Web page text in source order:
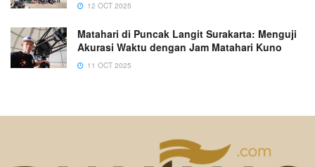
12 OCT 2025
Matahari di Puncak Langit Surakarta: Menguji
Akurasi Waktu dengan Jam Matahari Kuno
11 OCT 2025